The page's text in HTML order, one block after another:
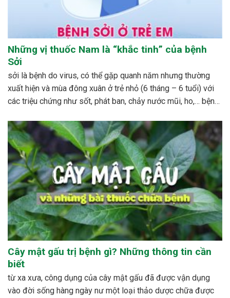
Những vị thuốc Nam là “khắc tinh” của bệnh
Sởi
sởi là bệnh do virus, có thể gặp quanh năm nhưng thường
xuất hiện và mùa đông xuân ở trẻ nhỏ (6 tháng – 6 tuổi) với
các triệu chứng như sốt, phát ban, chảy nước mũi, ho,… bệnh
Cây mật gấu trị bệnh gì? Những thông tin cần
biết
từ xa xưa, công dụng của cây mật gấu đã được vận dụng
vào đời sống hàng ngày nư một loại thảo dược chữa được